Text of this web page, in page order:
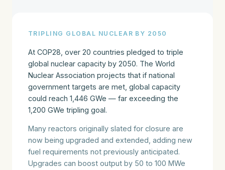
TRIPLING GLOBAL NUCLEAR BY 2050
At COP28, over 20 countries pledged to triple
global nuclear capacity by 2050. The World
Nuclear Association projects that if national
government targets are met, global capacity
could reach 1,446 GWe — far exceeding the
1,200 GWe tripling goal.
Many reactors originally slated for closure are
now being upgraded and extended, adding new
fuel requirements not previously anticipated.
Upgrades can boost output by 50 to 100 MWe